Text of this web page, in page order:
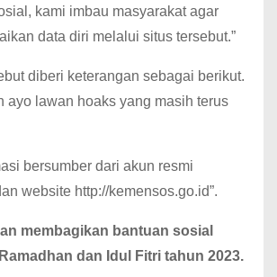
kami imbau masyarakat agar
data diri melalui situs tersebut.”
diberi keterangan sebagai berikut.
ayo lawan hoaks yang masih terus
bersumber dari akun resmi
website http://kemensos.go.id”.
membagikan bantuan sosial
dan Idul Fitri tahun 2023.